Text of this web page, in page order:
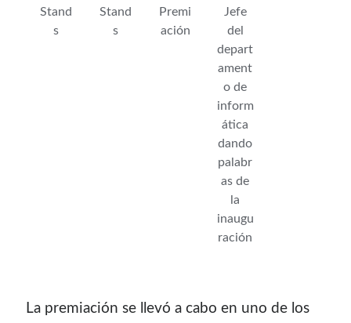
Stand
s
Stand
s
Premi
ación
Jefe
del
depart
ament
o de
inform
ática
dando
palabr
as de
la
inaugu
ración
La premiación se llevó a cabo en uno de los